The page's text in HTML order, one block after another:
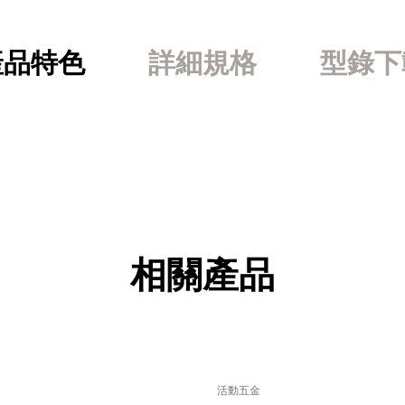
特色 詳細規格 型錄
相關產品
活動五金